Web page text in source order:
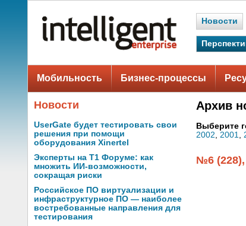
Новости
Мобильность Бизнес-процессы
Новости
UserGate будет тестировать свои
решения при помощи
оборудования Xinertel
Эксперты на Т1 Форуме: как
множить ИИ-возможности,
сокращая риски
Российское ПО виртуализации и
инфраструктурное ПО — наиболее
востребованные направления для
тестирования
Архив
Выберите
2002, 2001,
№6 (228),